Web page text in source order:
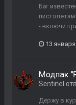
Баг
- включи
13 января
Модпак
Sentinel
Держу в